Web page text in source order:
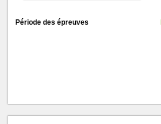
Période des épreuves